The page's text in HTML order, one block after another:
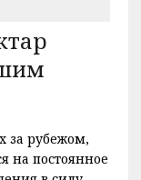
за рубежом,
на постоянное